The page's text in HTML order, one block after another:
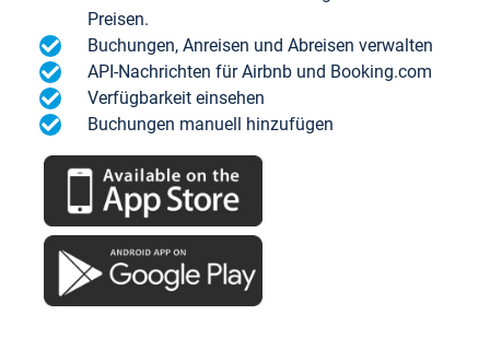
Preisen.
Buchungen, Anreisen und Abreisen verwalten
API-Nachrichten für Airbnb und Booking.com
Verfügbarkeit einsehen
Buchungen manuell hinzufügen